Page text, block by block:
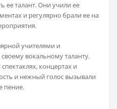
ее талант. Они учили ее
и регулярно брали ее на
учителями и
вокальному таланту.
концертах и
и нежный голос вызывали
пение.